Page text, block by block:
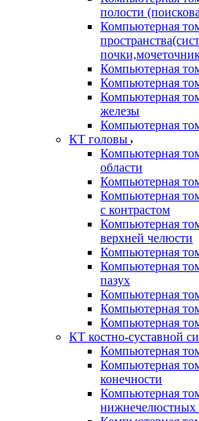
полости
Компьютерная
Компьютерная
Компьютерная
Компьютерная
железы
Компьютерная
КТ головы
Компьютерная
области
Компьютерная
Компьютерная
с контрастом
Компьютерная
верхней челюсти
Компьютерная
Компьютерная
пазух
Компьютерная
Компьютерная
Компьютерная
КТ костно-суставной
Компьютерная
Компьютерная
конечности
Компьютерная
нижнечелюстных